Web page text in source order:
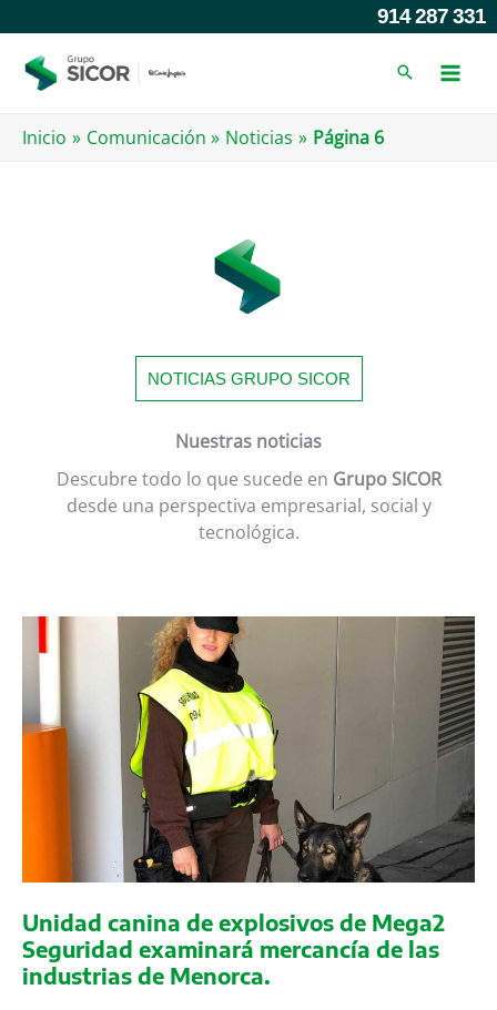
al
contenido
914 287 331
Inicio Comunicación Noticias Página 6
NOTICIAS GRUPO SICOR
Nuestras noticias
Descubre todo lo que sucede en Grupo SICOR
desde una perspectiva empresarial, social y
tecnológica.
Unidad canina de explosivos de Mega2
Seguridad examinará mercancía de las
industrias de Menorca.